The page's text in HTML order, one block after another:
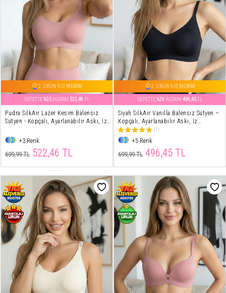
2. ÜRÜN %10 İNDİRİM
SEPETTE%25 İNDİRİM 522,46 TL
Pudra SilkAir Lazer Kesim Balensiz
Sütyen - Kopçalı, Ayarlanabilir Askı, İz
+3 Renk
699,99 TL 522,46 TL
2. ÜRÜN %10 İNDİRİM
SEPETTE%29 İNDİRİM 496,45TL
Siyah SilkAir Vanilla Balensiz Sütyen –
Kopçalı, Ayarlanabilir Askı, İz
Yapmayan
(1)
+5 Renk
699,99 TL 496,45 TL